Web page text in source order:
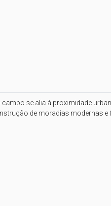
se alia à proximidade
de moradias modernas e